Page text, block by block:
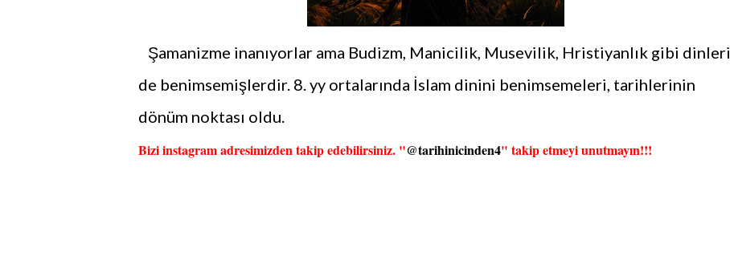
Şamanizme inanıyorlar ama Budizm, Manicilik, Musevilik, Hristiyanlık gibi dinleri
de benimsemişlerdir. 8. yy ortalarında İslam dinini benimsemeleri, tarihlerinin
dönüm noktası oldu.
Bizi instagram adresimizden takip edebilirsiniz. "@tarihinicinden4" takip etmeyi unutmayın!!!